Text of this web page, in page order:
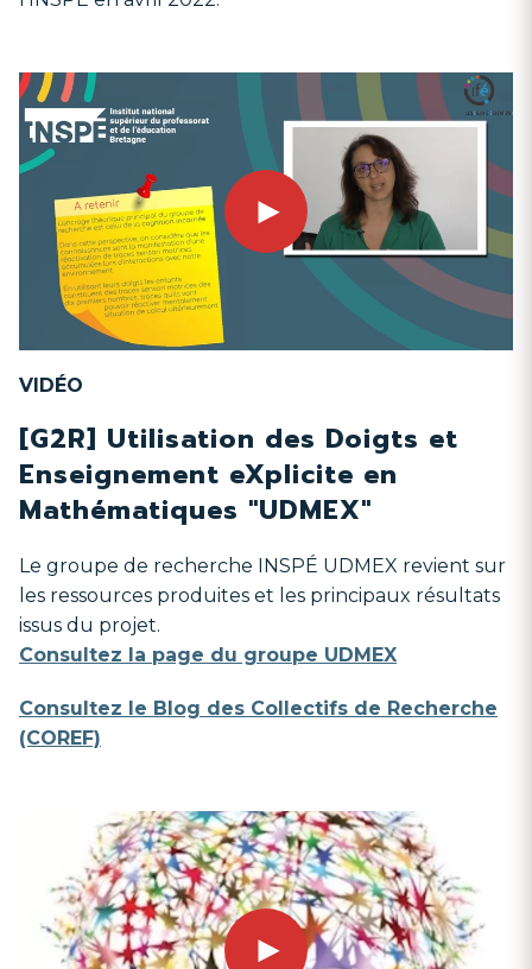
VIDÉO
[G2R] Utilisation des Doigts et
Enseignement eXplicite en
Mathématiques "UDMEX"
Le groupe de recherche INSPÉ UDMEX revient sur
les ressources produites et les principaux résultats
issus du projet.
Consultez la page du groupe UDMEX
Consultez le Blog des Collectifs de Recherche
(COREF)